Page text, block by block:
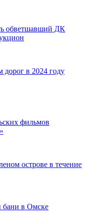
обветшавший ДК
дорог в 2024 году
фильмов
острове в течение
бани в Омске